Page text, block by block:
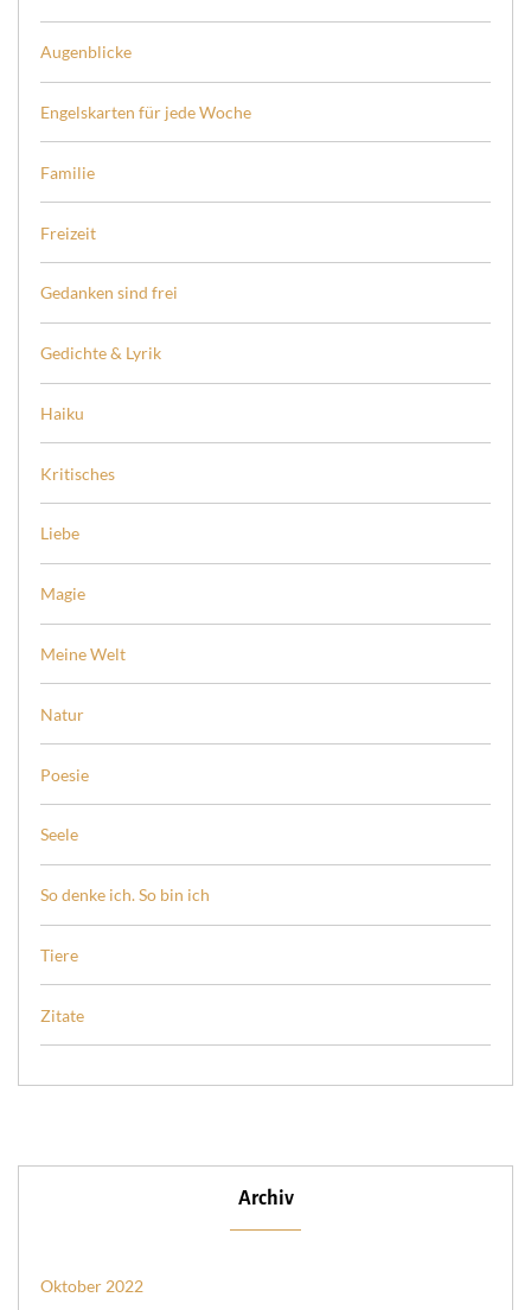
Augenblicke
Engelskarten für jede Woche
Familie
Freizeit
Gedanken sind frei
Gedichte & Lyrik
Haiku
Kritisches
Liebe
Magie
Meine Welt
Natur
Poesie
Seele
So denke ich. So bin ich
Tiere
Zitate
Archiv
Oktober 2022